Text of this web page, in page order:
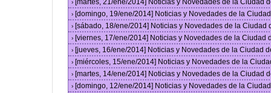
› [martes, 21/ene/2014] Noticias y Novedades de la Ciudad
› [domingo, 19/ene/2014] Noticias y Novedades de la
› [sábado, 18/ene/2014] Noticias y Novedades de la Ciudad
› [viernes, 17/ene/2014] Noticias y Novedades de la Ciudad
› [jueves, 16/ene/2014] Noticias y Novedades de la Ciudad
› [miércoles, 15/ene/2014] Noticias y Novedades de la
› [martes, 14/ene/2014] Noticias y Novedades de la Ciudad
› [domingo, 12/ene/2014] Noticias y Novedades de la